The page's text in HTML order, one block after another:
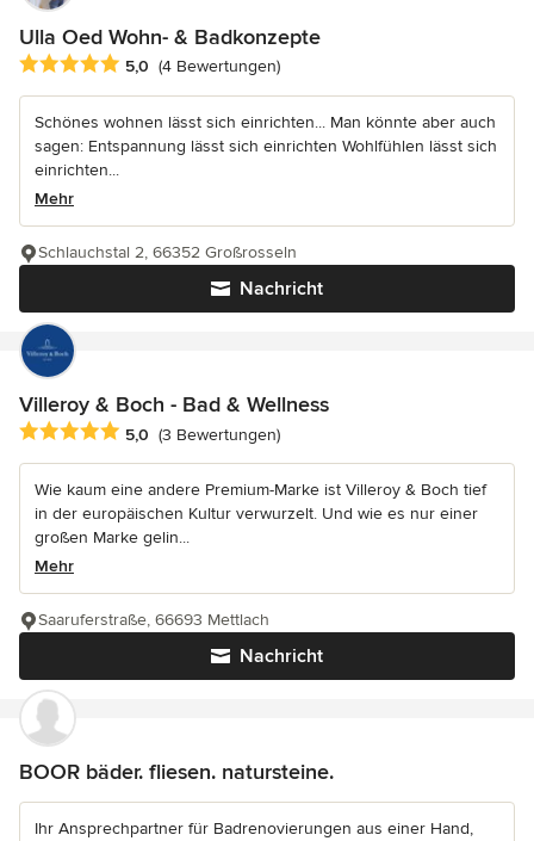
Ulla Oed Wohn- & Badkonzepte
Durchschnittliche Bewertung: 5 von 5 Sternen
5,0 (4 Bewertungen)
Schönes wohnen lässt sich einrichten... Man könnte aber auch
sagen: Entspannung lässt sich einrichten Wohlfühlen lässt sich
einrichten...
Mehr
Nachricht
Schlauchstal 2, 66352 Großrosseln
Villeroy & Boch - Bad & Wellness
Durchschnittliche Bewertung: 5 von 5 Sternen
5,0 (3 Bewertungen)
Wie kaum eine andere Premium-Marke ist Villeroy & Boch tief
in der europäischen Kultur verwurzelt. Und wie es nur einer
großen Marke gelin...
Mehr
Nachricht
Saaruferstraße, 66693 Mettlach
BOOR bäder. fliesen. natursteine.
Ihr Ansprechpartner für Badrenovierungen aus einer Hand,